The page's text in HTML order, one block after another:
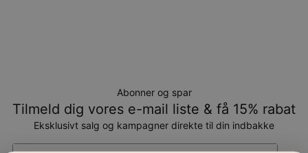
Abonner og spar
Tilmeld dig vores e-mail liste & få 15% rabat
Eksklusivt salg og kampagner direkte til din indbakke